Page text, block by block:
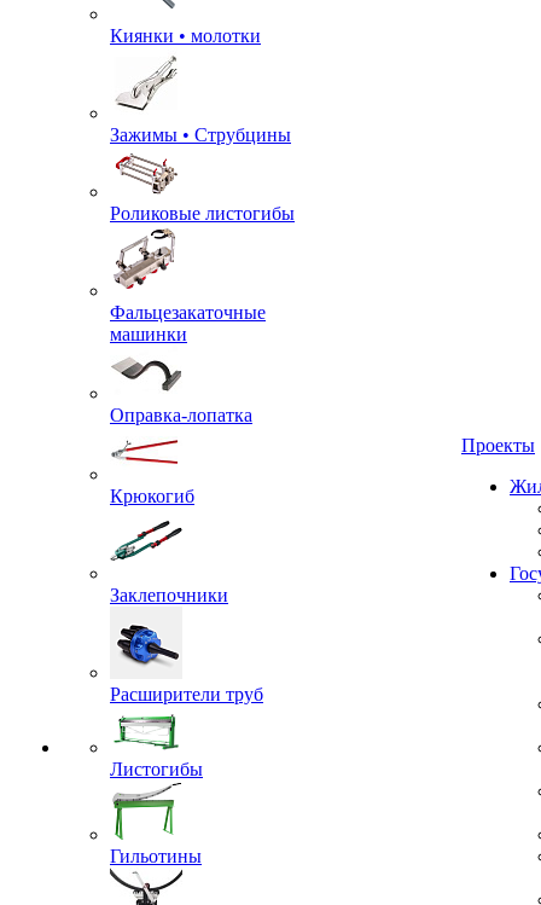
Киянки • молотки
Зажимы • Струбцины
Роликовые листогибы
Фальцезакаточные
машинки
Оправка-лопатка
Крюкогиб
Заклепочники
Расширители труб
Листогибы
Гильотины
Проекты